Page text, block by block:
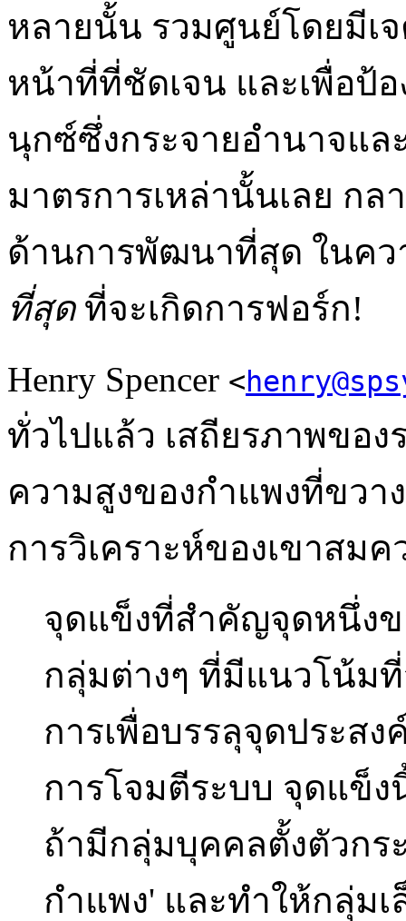
หลายนั้น รวมศูนย์โดยมีเ
หน้าที่ที่ชัดเจน และเพื่อ
นุกซ์ซึ่งกระจายอำนาจแ
มาตรการเหล่านั้นเลย กล
ด้านการพัฒนาที่สุด ในค
ที่สุดที่จะเกิดการฟอร์ก!
Henry Spencer <
ทั่วไปแล้ว เสถียรภาพขอ
ความสูงของกำแพงที่ขวา
การวิเคราะห์ของเขาสม
จุดแข็งที่สำคัญจุดหนึ่งข
กลุ่มต่างๆ ที่มีแนวโน้ม
การเพื่อบรรลุจุดประส
การโจมตีระบบ จุดแข็ง
ถ้ามีกลุ่มบุคคลตั้งตัวกร
กำแพง' และทำให้กลุ่ม